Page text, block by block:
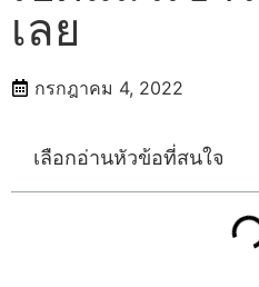
ความรู้
ประเทศ
เลย
กรกฎาคม 4, 2022
เลือกอ่านหัวข้อที่สนใจ